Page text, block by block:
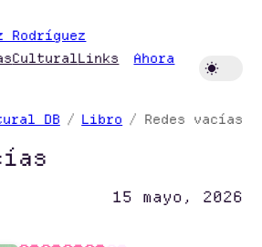
Rodríguez
CulturalLinks
Ahora
DB Libro Redes vacías
15 mayo, 2026